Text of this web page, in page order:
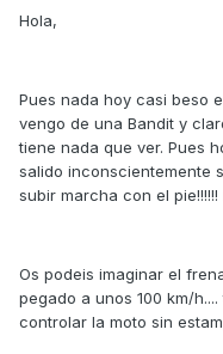
Hola,
Pues nada hoy casi beso
vengo de una Bandit y
tiene nada que ver. Pues
salido inconscientemente
subir marcha con el pie!!!!!!
Os podeis imaginar el
pegado a unos 100 km/
controlar la moto sin